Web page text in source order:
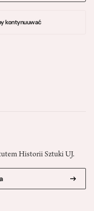
Historii Sztuki UJ.
kontynuuwać